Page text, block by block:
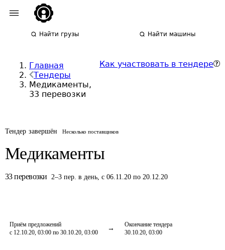
Найти грузы Найти машины
Главная
Тендеры
Медикаменты,
33 перевозки
Как участвовать в тендере
Тендер завершён Несколько поставщиков
Медикаменты
33 перевозки 2–3 пер. в день, с 06.11.20 по 20.12.20
Приём предложений
с 12.10.20, 03:00 по 30.10.20, 03:00
Окончание тендера
30.10.20, 03:00